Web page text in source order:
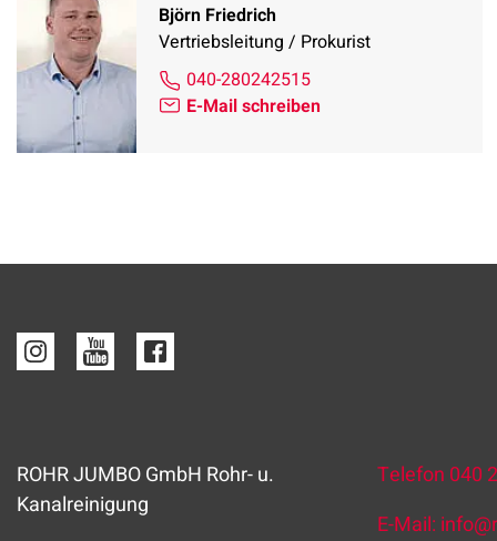
Björn Friedrich
Vertriebsleitung / Prokurist
040-280242515
E-Mail schreiben
ROHR JUMBO GmbH Rohr- u.
Kanalreinigung
Telefon 040
E-Mail: info@